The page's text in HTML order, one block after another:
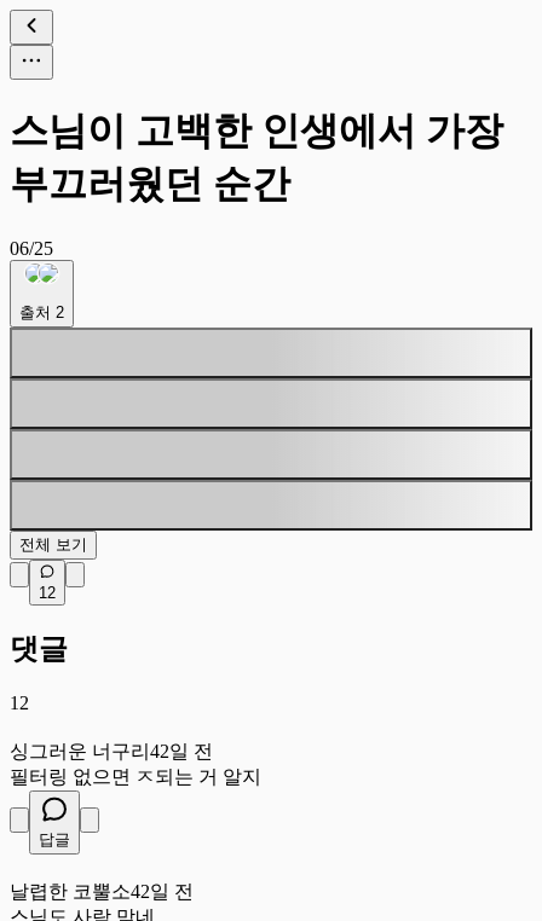
스님이 고백한 인생에서 가장
부끄러웠던 순간
06/25
출처 2
전체 보기
12
댓글
12
싱그러운 너구리 42일 전
필터링 없으면 ㅈ되는 거 알지
답글
날렵한 코뿔소42일 전
스님도 사람 맞네